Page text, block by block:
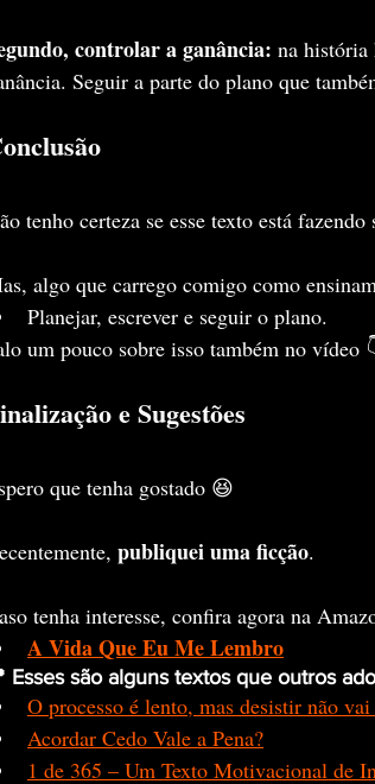
controlar a ganância: na história
Seguir a parte do plano que
tenho certeza se esse texto está fazendo
algo que carrego comigo como
Planejar, escrever e seguir o plano.
um pouco sobre isso também no vídeo
e Sugestões
que tenha gostado 😆
publiquei uma ficção.
tenha interesse, confira agora na
A Vida Que Eu Me Lembro
Esses são alguns textos que outros
O processo é lento, mas desistir não vai
Acordar Cedo Vale a Pena?
1 de 365 – Um Texto Motivacional de